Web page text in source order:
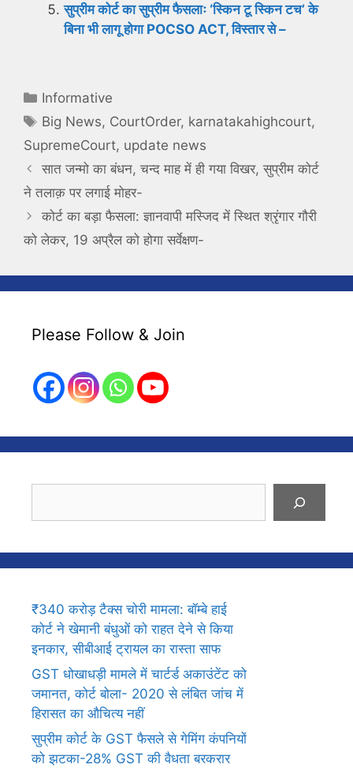
सुप्रीम कोर्ट का सुप्रीम फैसलाः ‘स्किन टू स्किन टच’ के
बिना भी लागू होगा POCSO ACT, विस्तार से –
Categories
Informative
Tags
Big News, CourtOrder, karnatakahighcourt,
SupremeCourt, update news
सात जन्मो का बंधन, चन्द माह में ही गया विखर, सुप्रीम कोर्ट
ने तलाक़ पर लगाई मोहर-
कोर्ट का बड़ा फैसला: ज्ञानवापी मस्जिद में स्थित श्रृंगार गौरी
को लेकर, 19 अप्रैल को होगा सर्वेक्षण-
Please Follow & Join
₹340 करोड़ टैक्स चोरी मामला: बॉम्बे हाई
कोर्ट ने खेमानी बंधुओं को राहत देने से किया
इनकार, सीबीआई ट्रायल का रास्ता साफ
GST धोखाधड़ी मामले में चार्टर्ड अकाउंटेंट को
जमानत, कोर्ट बोला- 2020 से लंबित जांच में
हिरासत का औचित्य नहीं
सुप्रीम कोर्ट के GST फैसले से गेमिंग कंपनियों
को झटका-28% GST की वैधता बरकरार